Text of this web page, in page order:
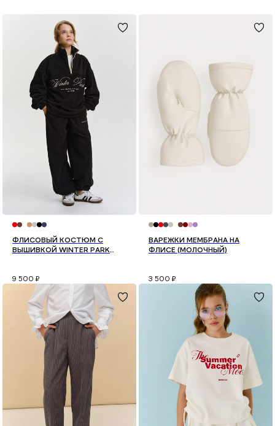
ФЛИСОВЫЙ КОСТЮМ С
ВЫШИВКОЙ WINTER PARK
9 500 ₽
ВАРЕЖКИ МЕМБРАНА НА
ФЛИСЕ (МОЛОЧНЫЙ)
3 500 ₽